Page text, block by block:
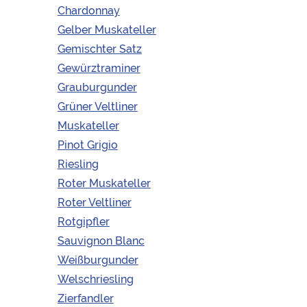
Weingut Hellerschmid |
Wagram | Hippersdorf
Pfirsich | Hauch Zitrus |
Angenehmer Säureboden |
Spürbare Fruchtsüße |
Lang am Gaumen
Riesling | Weißwein
Weingut
Hellerschmid
Wagram |
Niederösterreich
Jahrgang:2021
Geschmack:Angenehmer
Säureboden | Feine
Fruchtsüße | Lang am
Alkoholgehalt:13 %vol.
Stahltank
Schraubverschluss
0,75l
Chardonnay
Gelber Muskateller
Gemischter Satz
Gewürztraminer
Grauburgunder
Grüner Veltliner
Muskateller
Pinot Grigio
Riesling
Roter Muskateller
Roter Veltliner
Rotgipfler
Sauvignon Blanc
Weißburgunder
Welschriesling
Zierfandler